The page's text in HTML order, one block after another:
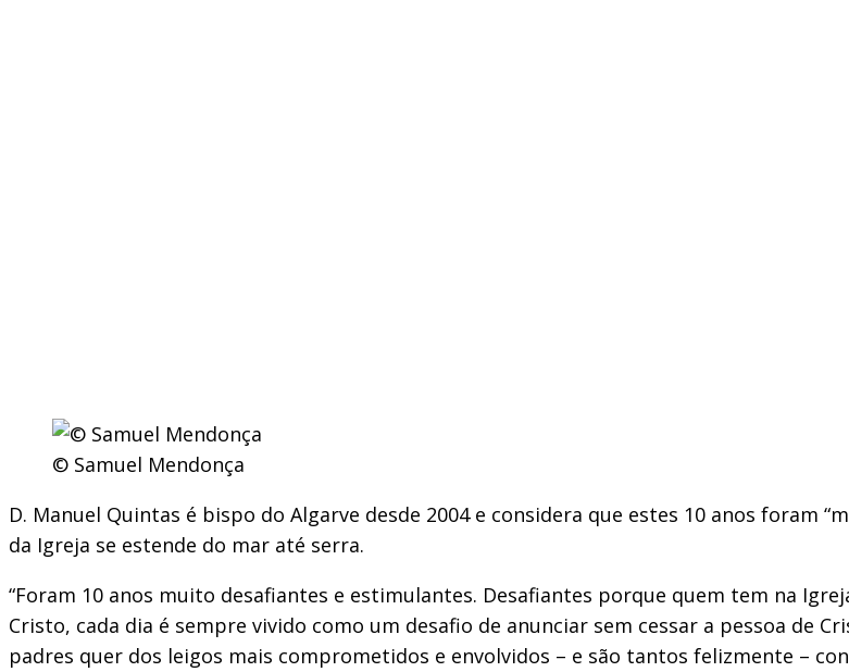
© Samuel Mendonça
D. Manuel Quintas é bispo do Algarve desde 2004 e considera que estes 10 anos foram
da Igreja se estende do mar até serra.
“Foram 10 anos muito desafiantes e estimulantes. Desafiantes porque quem tem na
Cristo, cada dia é sempre vivido como um desafio de anunciar sem cessar a pessoa de
padres quer dos leigos mais comprometidos e envolvidos – e são tantos felizmente –